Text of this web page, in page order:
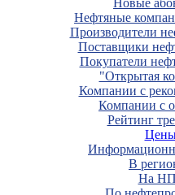
Новые
Нефтяные
Производители
Поставщики
Покупатели
"Открытая
Компании с
Компании с
Рейтинг
В
На